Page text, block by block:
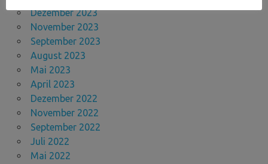
Dezember 2023
November 2023
September 2023
August 2023
Mai 2023
April 2023
Dezember 2022
November 2022
September 2022
Juli 2022
Mai 2022